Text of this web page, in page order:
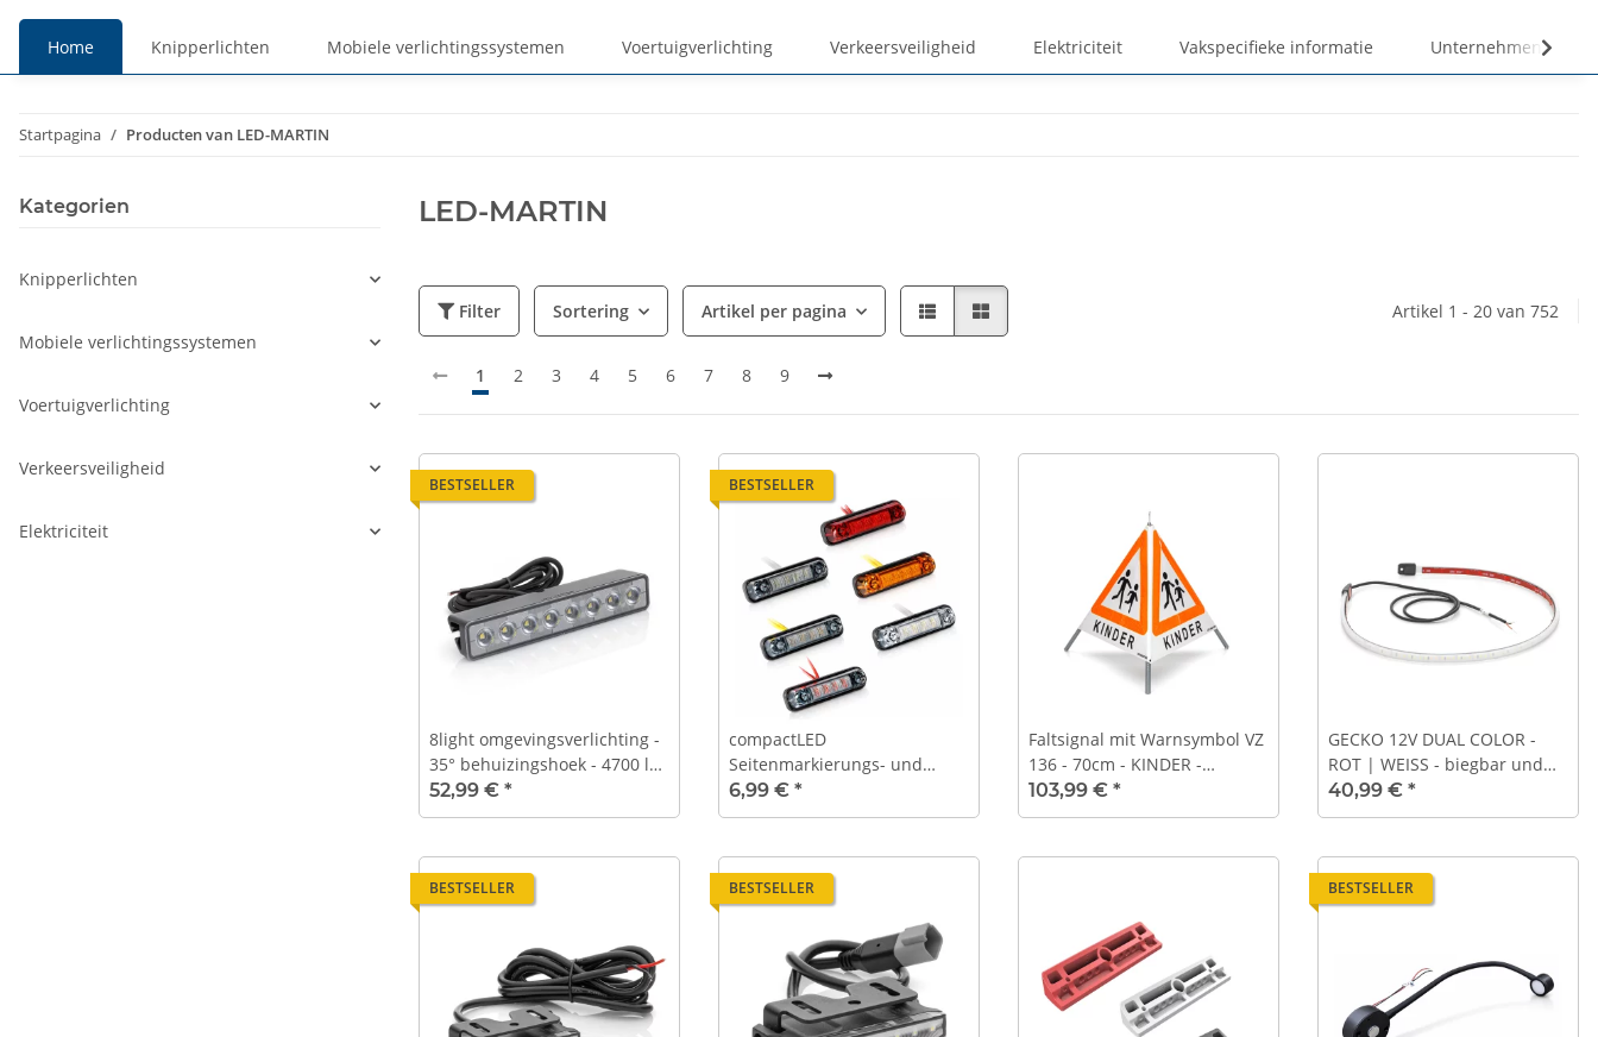
Home Knipperlichten Mobiele verlichtingssystemen Voertuigverlichting Verkeersveiligheid Elektriciteit Vakspecifieke informatie Unternehmen
incl. btw
excl. btw
Startpagina Producten van LED-MARTIN
LED-MARTIN
Filter Sortering Artikel per pagina Artikel 1 - 20 van 752
1 2 3 4 5 6 7 8 9
BESTSELLER
8light omgevingsverlichting -
35° behuizingshoek - 4700 lm
- 1500 mm kabel
52,99 € *
BESTSELLER
compactLED
Seitenmarkierungs- und
Positionsleuchte - klassisch
oder dark
6,99 € *
Faltsignal mit Warnsymbol VZ
136 - 70cm - KINDER -
reflektierendes Warndreieck
103,99 € *
GECKO 12V DUAL COLOR -
ROT | WEISS - biegbar und
PWM dimmbar - 1000mm
40,99 € *
BESTSELLER BESTSELLER BESTSELLER
Kategorien
Knipperlichten
Mobiele verlichtingssystemen
Voertuigverlichting
Verkeersveiligheid
Elektriciteit